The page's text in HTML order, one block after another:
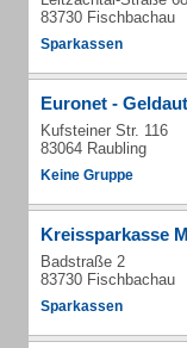
83730 Fischbachau
Sparkassen
Euronet -
Kufsteiner Str. 116
83064 Raubling
Keine Gruppe
Kreissparkasse
Badstraße 2
83730 Fischbachau
Sparkassen